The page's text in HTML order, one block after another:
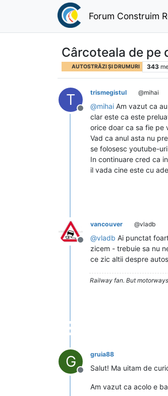
Forum Construim
Cârcoteala de pe
AUTOSTRĂZI ȘI DRUMURI 343
T
Deconectat
trismegistul @mihai
@mihai Am vazut ca
clar este ca este
orice doar ca sa fie pe
Vad ca anul asta nu
se folosesc youtube-
In continuare cred ca
il vada cine este cu
Deconectat
vancouver @vladb
@vladb Ai punctat
zicem - trebuie sa nu
ce zic altii despre
Railway fan. But
G
Deconectat
gruia88
Salut! Ma uitam de
Am vazut ca acolo e